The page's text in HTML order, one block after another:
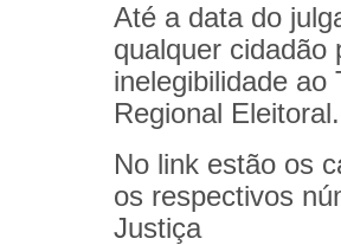
Até a data do
qualquer cidadão
inelegibilidade ao
Regional Eleitoral.
No link estão os
os respectivos
Justiça